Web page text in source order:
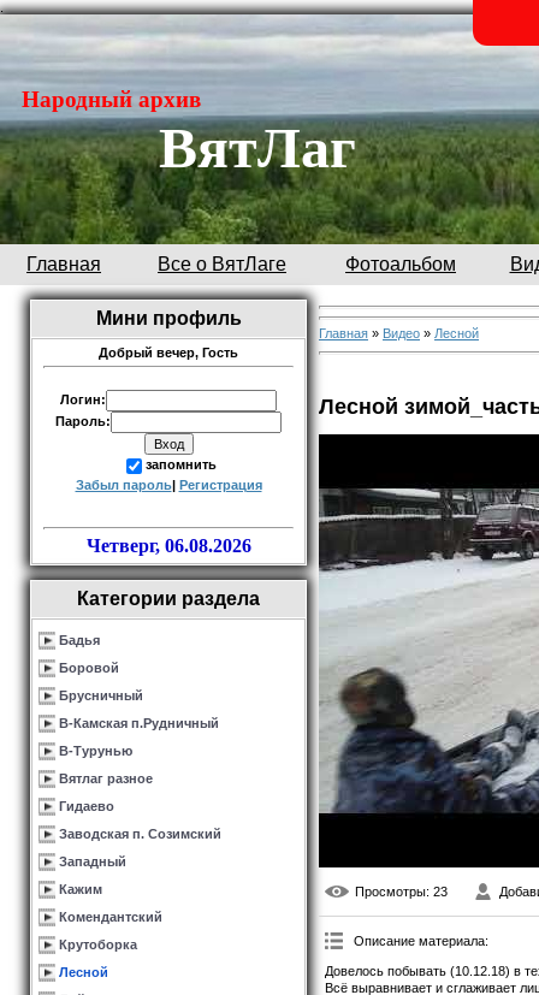
.
Народный архив
ВятЛаг
Главная Все о ВятЛаге Фотоальбом
Мини профиль
Добрый вечер, Гость
Логин:
Пароль:
запомнить
Забыл пароль| Регистрация
Четверг, 06.08.2026
Категории раздела
Бадья
Боровой
Брусничный
В-Камская п.Рудничный
В-Турунью
Вятлаг разное
Гидаево
Заводская п. Созимский
Западный
Кажим
Комендантский
Крутоборка
Лесной
Главная » Видео » Лесной
Лесной
Просмотры: 23
Описание материала:
Довелось побывать (10.12.18) в
Всё выравнивает и сглаживает